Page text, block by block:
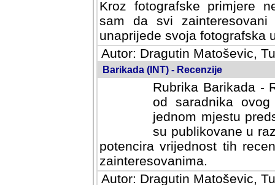
fotografske primjere
svi zainteresovani
svoja fotografska umijeca.
Autor: Dragutin Matoševic,
Barikada (INT) - Recenzije
Rubrika Barikada -
od saradnika
jednom mjestu
su publikovane u
potencira vrijednost tih
zainteresovanima.
Autor: Dragutin Matoševic,